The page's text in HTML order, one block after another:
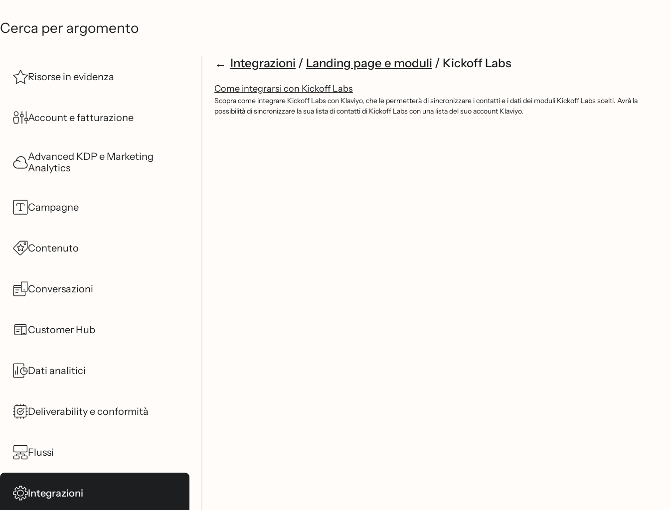
Cerca per argomento
Risorse in evidenza
Account e fatturazione
Advanced KDP e Marketing
Analytics
Campagne
Contenuto
Conversazioni
Customer Hub
Dati analitici
Deliverability e conformità
Flussi
Integrazioni
Integrazioni / Landing page e moduli / Kickoff Labs
Come integrarsi con Kickoff Labs
Scopra come integrare Kickoff Labs con Klaviyo, che le permetterà di sincronizzare i contatti e i dati dei moduli Kickoff Labs scelti. Avrà la
possibilità di sincronizzare la sua lista di contatti di Kickoff Labs con una lista del suo account Klaviyo.